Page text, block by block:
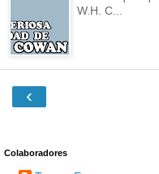
W.H. C...
‹
Colaboradores